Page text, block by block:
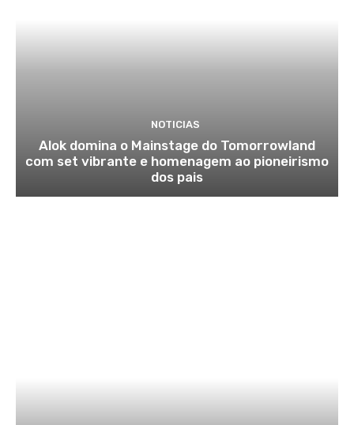
NOTICIAS
Alok domina o Mainstage do Tomorrowland
com set vibrante e homenagem ao pioneirismo
dos pais